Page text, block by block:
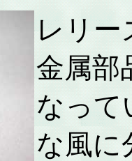
レリー
金属部
なって
な風に